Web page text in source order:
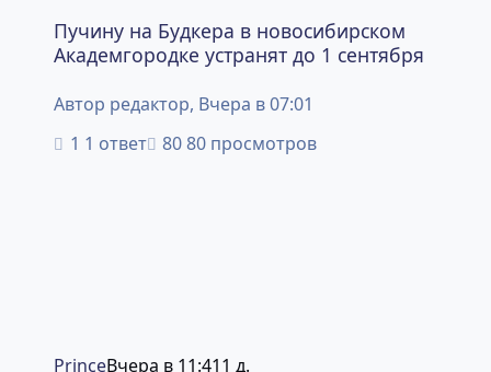
Пучину на Будкера в новосибирском
Академгородке устранят до 1 сентября
Автор редактор, Вчера в 07:01
1 ответ
80 просмотров
PrinceВчера в 11:411 д.